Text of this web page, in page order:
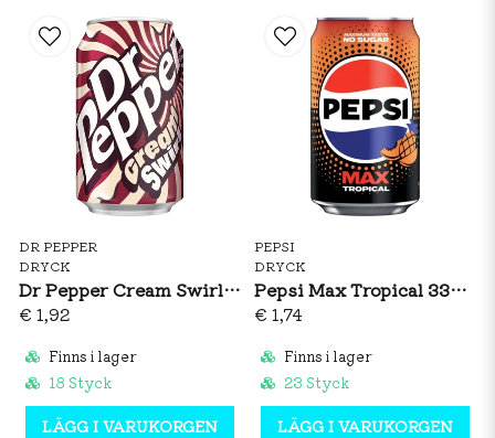
DR PEPPER
DRYCK
Dr Pepper Cream Swirl 330ml
€ 1,92
Finns i lager
18 Styck
LÄGG I VARUKORGEN
PEPSI
DRYCK
Pepsi Max Tropical 330ml
€ 1,74
Finns i lager
23 Styck
LÄGG I VARUKORGEN